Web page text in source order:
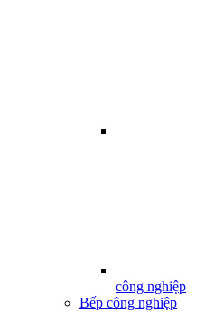
công nghiệp
Bếp công nghiệp